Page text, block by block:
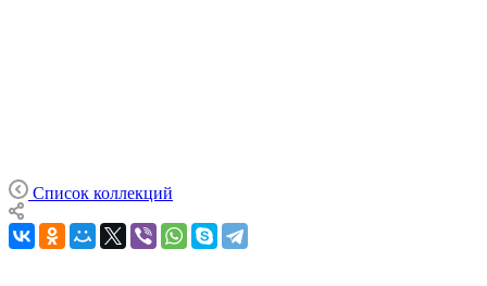
Список коллекций